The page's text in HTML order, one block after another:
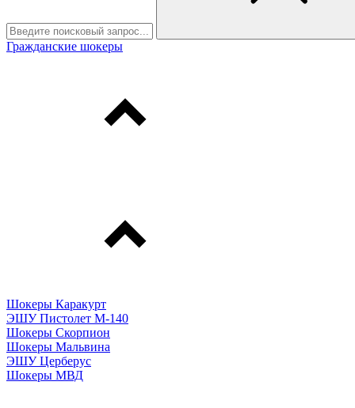
Гражданские шокеры
Шокеры Каракурт
ЭШУ Пистолет М-140
Шокеры Скорпион
Шокеры Мальвина
ЭШУ Церберус
Шокеры МВД